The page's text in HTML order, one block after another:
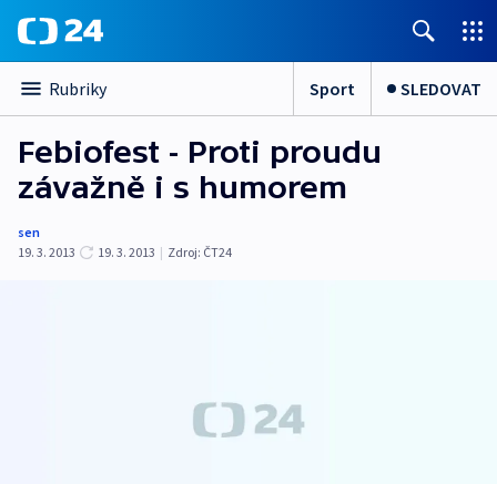
Rubriky Sport SLEDOVAT
Febiofest - Proti proudu
závažně i s humorem
sen
19. 3. 2013
19. 3. 2013 | Zdroj: ČT24